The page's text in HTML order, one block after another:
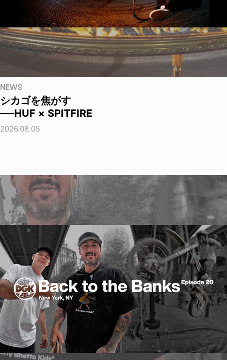
NEWS
シカゴを焦がす
──HUF × SPITFIRE
2026.08.05